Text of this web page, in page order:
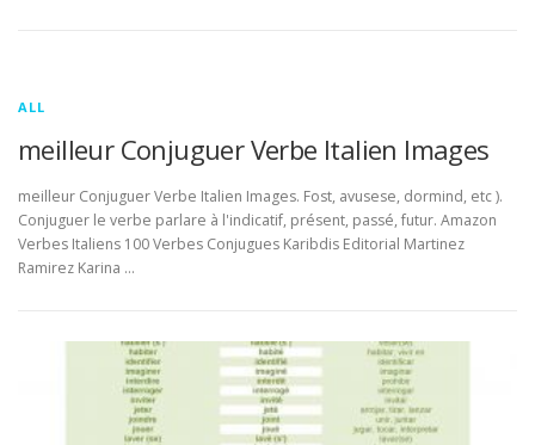
ALL
meilleur Conjuguer Verbe Italien Images
meilleur Conjuguer Verbe Italien Images. Fost, avusese, dormind, etc ).
Conjuguer le verbe parlare à l'indicatif, présent, passé, futur. Amazon
Verbes Italiens 100 Verbes Conjugues Karibdis Editorial Martinez
Ramirez Karina …